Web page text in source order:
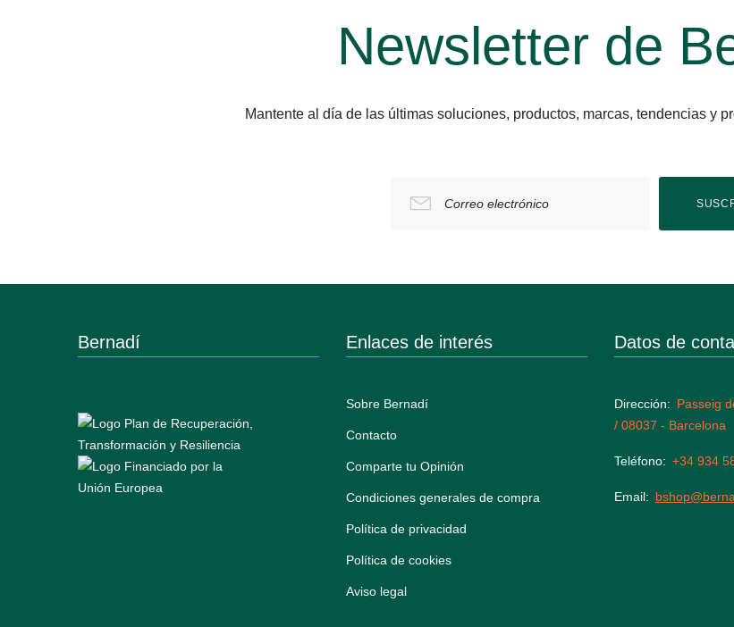
Newsletter de
Mantente al día de las últimas soluciones, productos, marcas, tendencias y
Correo electrónico
Bernadí Enlaces de interés
Sobre Bernadí
Contacto
Comparte tu Opinión
Condiciones generales de compra
Política de privacidad
Política de cookies
Aviso legal
Datos de
Dirección
Passeig
/ 08037 - Barcelona
Teléfono +34 934
Email